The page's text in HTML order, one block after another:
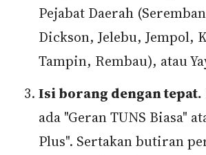
Pejabat Daerah
Dickson, Jelebu, Jempol,
Tampin, Rembau), atau
Isi borang dengan tepat.
ada "Geran TUNS Biasa"
Plus". Sertakan butiran